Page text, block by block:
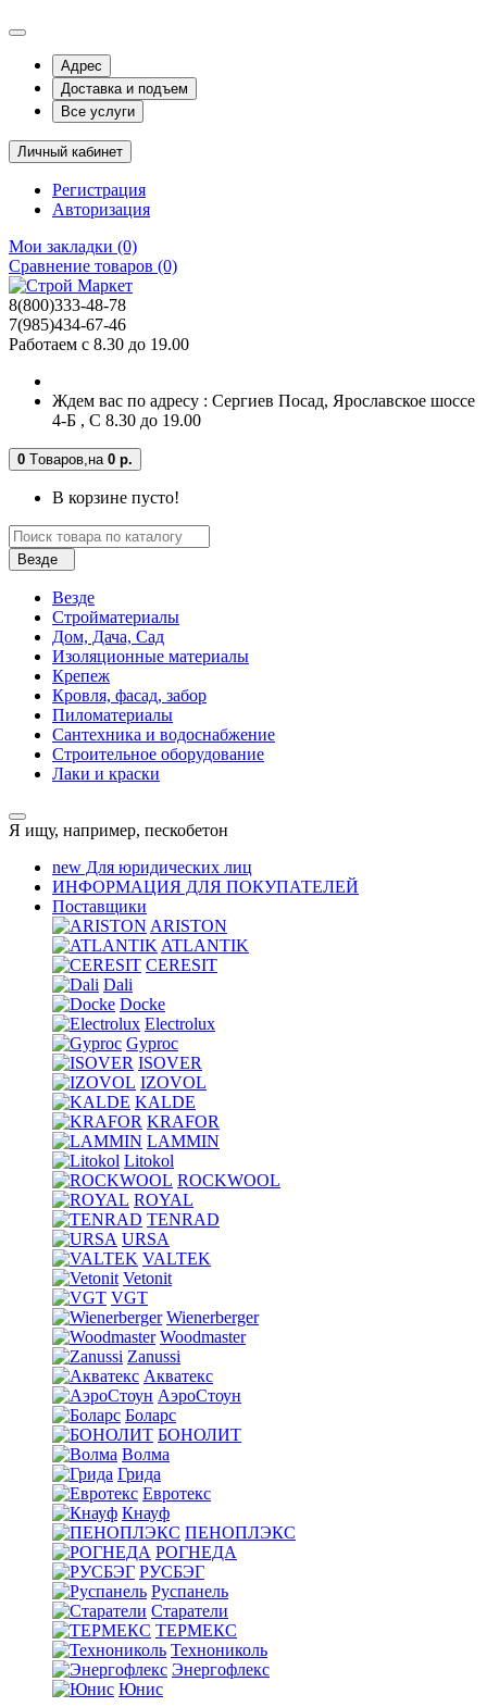
Адрес
Доставка и подъем
Все услуги
Личный кабинет
Регистрация
Авторизация
Мои закладки (0)
Сравнение товаров (0)
8(800)333-48-78
7(985)434-67-46
Работаем с 8.30 до 19.00
Ждем вас по адресу : Сергиев Посад, Ярославское шоссе
4-Б , С 8.30 до 19.00
0 Tоваров,на 0 р.
В корзине пусто!
Везде
Везде
Стройматериалы
Дом, Дача, Сад
Изоляционные материалы
Крепеж
Кровля, фасад, забор
Пиломатериалы
Сантехника и водоснабжение
Строительное оборудование
Лаки и краски
Я ищу, например, пескобетон
new Для юридических лиц
ИНФОРМАЦИЯ ДЛЯ ПОКУПАТЕЛЕЙ
Поставщики
ARISTON
ATLANTIK
CERESIT
Dali
Docke
Electrolux
Gyproc
ISOVER
IZOVOL
KALDE
KRAFOR
LAMMIN
Litokol
ROCKWOOL
ROYAL
TENRAD
URSA
VALTEK
Vetonit
VGT
Wienerberger
Woodmaster
Zanussi
Акватекс
АэроСтоун
Боларс
БОНОЛИТ
Волма
Грида
Евротекс
Кнауф
ПЕНОПЛЭКС
РОГНЕДА
РУСБЭГ
Руспанель
Старатели
ТЕРМЕКС
Технониколь
Энергофлекс
Юнис